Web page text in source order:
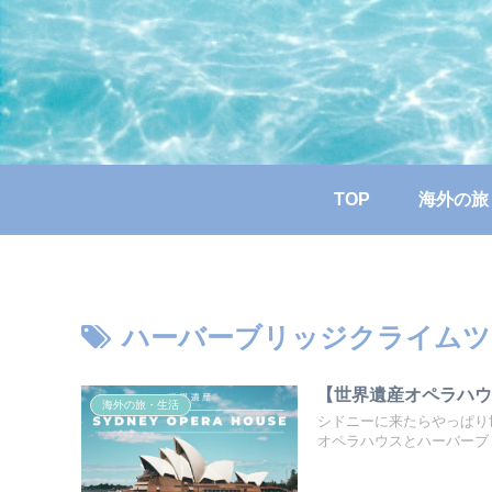
TOP 海外の
ハーバーブリッジクライム
海外の旅・生活
【世界遺産オペラハ
シドニーに来たらやっぱ
オペラハウスとハーバー